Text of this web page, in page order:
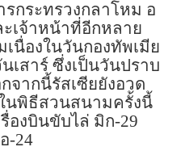
กระทรวงกลาโหม อ
เจ้าหน้าที่อีกหลาย
นื่องในวันกองทัพเมีย
เสาร์ ซึ่งเป็นวันปราบ
จากนี้รัสเซียยังอวด
นพิธีสวนสนามครั้งนี้
องบินขับไล่ มิก-29
-24